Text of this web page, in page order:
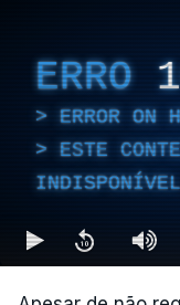
ERRO
ERROR ON
ESTE
INDISPONÍVEL